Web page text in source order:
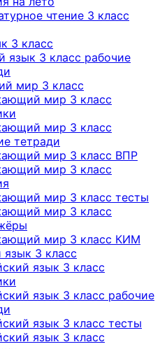
чтение 3 класс
3 класс
язык 3 класс рабочие
мир 3 класс
мир 3 класс
мир 3 класс
тетради
мир 3 класс ВПР
мир 3 класс
мир 3 класс тесты
мир 3 класс
мир 3 класс КИМ
язык 3 класс
язык 3 класс
язык 3 класс рабочие
язык 3 класс тесты
язык 3 класс